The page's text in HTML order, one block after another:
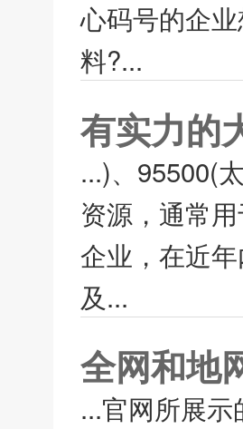
心码号的企
料?...
有实力的
...)、95500(
资源，通常
企业，在近
及...
全网和地
...官网所展